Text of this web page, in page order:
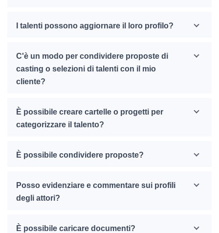
I talenti possono aggiornare il loro profilo?
C'è un modo per condividere proposte di
casting o selezioni di talenti con il mio
cliente?
È possibile creare cartelle o progetti per
categorizzare il talento?
È possibile condividere proposte?
Posso evidenziare e commentare sui profili
degli attori?
È possibile caricare documenti?